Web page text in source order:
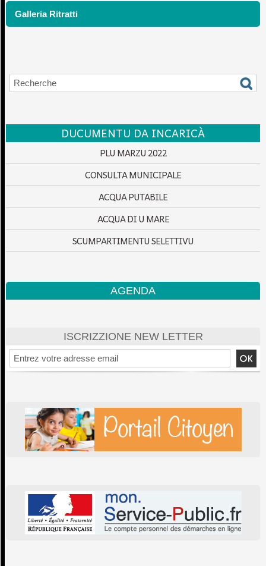
Galleria Ritratti
DUCUMENTU DA INCARICÀ
PLU MARZU 2022
CONSULTA MUNICIPALE
ACQUA PUTABILE
ACQUA DI U MARE
SCUMPARTIMENTU SELETTIVU
AGENDA
ISCRIZZIONE NEW LETTER